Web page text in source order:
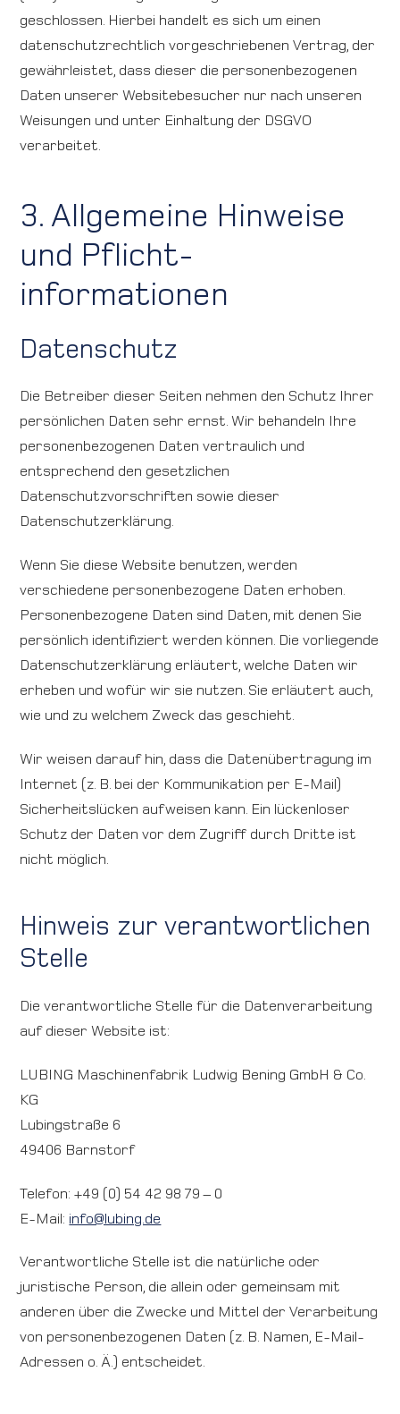
geschlossen. Hierbei handelt es sich um einen
datenschutzrechtlich vorgeschriebenen Vertrag, der
gewährleistet, dass dieser die personenbezogenen
Daten unserer Websitebesucher nur nach unseren
Weisungen und unter Einhaltung der DSGVO
verarbeitet.
3. Allgemeine Hinweise
und Pflicht­
informationen
Datenschutz
Die Betreiber dieser Seiten nehmen den Schutz Ihrer
persönlichen Daten sehr ernst. Wir behandeln Ihre
personenbezogenen Daten vertraulich und
entsprechend den gesetzlichen
Datenschutzvorschriften sowie dieser
Datenschutzerklärung.
Wenn Sie diese Website benutzen, werden
verschiedene personenbezogene Daten erhoben.
Personenbezogene Daten sind Daten, mit denen Sie
persönlich identifiziert werden können. Die vorliegende
Datenschutzerklärung erläutert, welche Daten wir
erheben und wofür wir sie nutzen. Sie erläutert auch,
wie und zu welchem Zweck das geschieht.
Wir weisen darauf hin, dass die Datenübertragung im
Internet (z. B. bei der Kommunikation per E-Mail)
Sicherheitslücken aufweisen kann. Ein lückenloser
Schutz der Daten vor dem Zugriff durch Dritte ist
nicht möglich.
Hinweis zur verantwortlichen
Stelle
Die verantwortliche Stelle für die Datenverarbeitung
auf dieser Website ist:
LUBING Maschinenfabrik Ludwig Bening GmbH & Co.
KG
Lubingstraße 6
49406 Barnstorf
Telefon: +49 (0) 54 42 98 79 – 0
E-Mail: info@lubing.de
Verantwortliche Stelle ist die natürliche oder
juristische Person, die allein oder gemeinsam mit
anderen über die Zwecke und Mittel der Verarbeitung
von personenbezogenen Daten (z. B. Namen, E-Mail-
Adressen o. Ä.) entscheidet.